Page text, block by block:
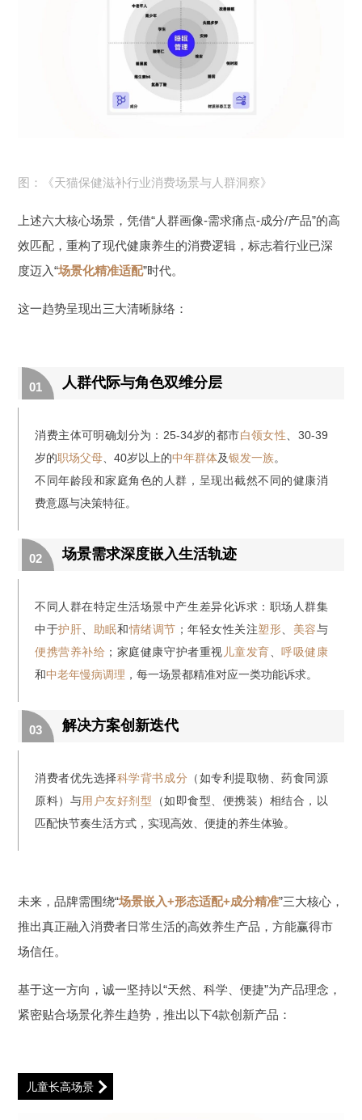
图：《天猫保健滋补行业消费场景与人群洞察》
上述六大核心场景，凭借“人群画像-需求痛点-成分/产品”的高
效匹配，重构了现代健康养生的消费逻辑，标志着行业已深
度迈入“场景化精准适配”时代。
这一趋势呈现出三大清晰脉络：
01 人群代际与角色双维分层
消费主体可明确划分为：25-34岁的都市白领女性 、30-39
岁的职场父母 、40岁以上的中年群体及银发一族。
不同年龄段和家庭角色的人群，呈现出截然不同的健康消
费意愿与决策特征。
02 场景需求深度嵌入生活轨迹
不同人群在特定生活场景中产生差异化诉求：职场人群集
中于护肝 助眠和情绪调节 ；年轻女性关注塑形 美容与
便携营养补给 ；家庭健康守护者重视 儿童发育 、呼吸健康
和中老年慢病调理 ，每一场景都精准对应一类功能诉求。
03 解决方案创新迭代
消费者优先选择科学背书成分 （如专利提取物、药食同源
原料）与用户友好剂型 （如即食型、便携装）相结合，以
匹配快节奏生活方式，实现高效、便捷的养生体验。
未来，品牌需围绕“场景嵌入+形态适配+成分精准”三大核心，
推出真正融入消费者日常生活的高效养生产品，方能赢得市
场信任。
基于这一方向，诚一坚持以“天然、科学、便捷”为产品理念，
紧密贴合场景化养生趋势，推出以下4款创新产品：
儿童长高场景